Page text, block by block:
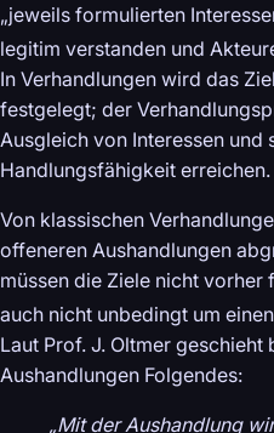
„jeweils formulierten
legitim verstanden und
In Verhandlungen wird das
festgelegt; der
Ausgleich von Interessen und
Handlungsfähigkeit erreichen.
Von klassischen
offeneren Aushandlungen
müssen die Ziele nicht vorher
auch nicht unbedingt um
Laut Prof. J. Oltmer geschieht
Aushandlungen Folgendes:
„Mit der Aushandlung